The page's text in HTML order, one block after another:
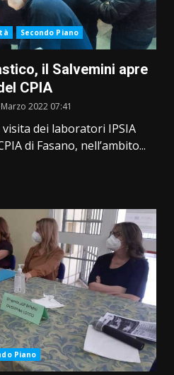
Secondo Piano
il Salvemini apre
CPIA
2022 07:41
dei laboratori IPSIA
di Fasano, nell’ambito...
Piano